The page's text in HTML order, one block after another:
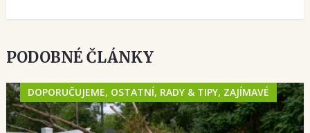
PODOBNÉ ČLÁNKY
DOPORUČUJEME, OSTATNÍ, RADY & TIPY, ZAJÍMAVÉ